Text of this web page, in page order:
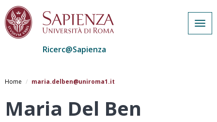
al
Ricerc@Sapienza
Home maria.delben@uniroma1.it
Maria Del Ben